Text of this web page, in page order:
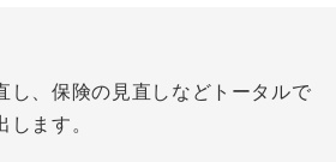
し、保険の見直しなどトータルで
ます。